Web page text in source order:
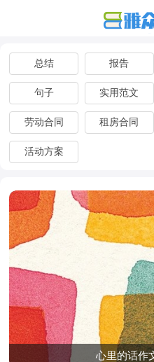
总结 报告
句子 实用范文
劳动合同 租房合同
活动方案
心里的话作